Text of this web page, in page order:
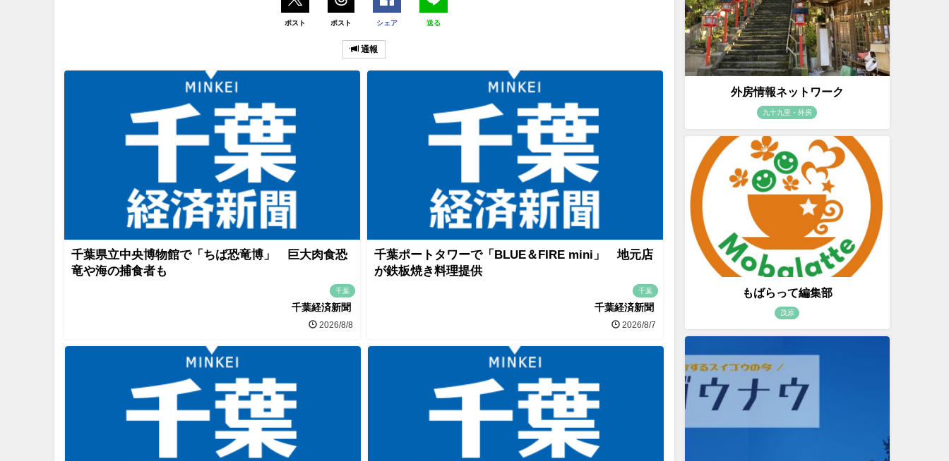
ポスト ポスト シェア 送る
通報
千葉県立中央博物館で「ちば恐竜博」 巨大肉食恐
竜や海の捕食者も
千葉
千葉経済新聞
2026/8/8
千葉ポートタワーで「BLUE＆FIRE mini」 地元店
が鉄板焼き料理提供
千葉
千葉経済新聞
2026/8/7
外房情報ネットワーク
九十九里・外房
もばらって編集部
茂原